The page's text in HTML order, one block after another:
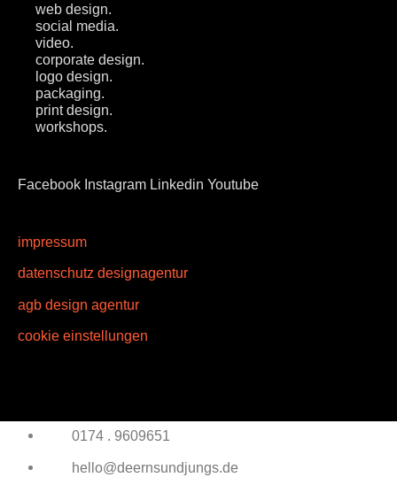
web design.
social media.
video.
corporate design.
logo design.
packaging.
print design.
workshops.
Facebook Instagram Linkedin Youtube
impressum
datenschutz designagentur
agb design agentur
cookie einstellungen
0174 . 9609651
hello@deernsundjungs.de